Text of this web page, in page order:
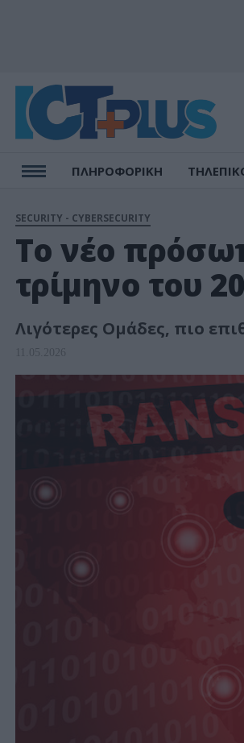
ΠΛΗΡΟΦΟΡΙΚΗ
SECURITY - CYBERSECURITY
Το νέο
τρίμηνο του
Λιγότερες Ομάδες, πιο
11.05.2026